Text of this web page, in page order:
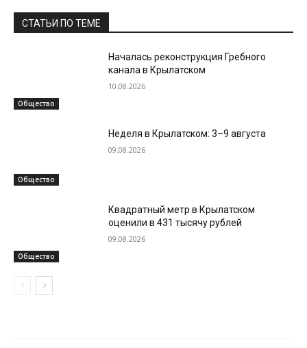
СТАТЬИ ПО ТЕМЕ
Общество
Началась реконструкция Гребного
канала в Крылатском
10.08.2026
Общество
Неделя в Крылатском: 3–9 августа
09.08.2026
Общество
Квадратный метр в Крылатском
оценили в 431 тысячу рублей
09.08.2026